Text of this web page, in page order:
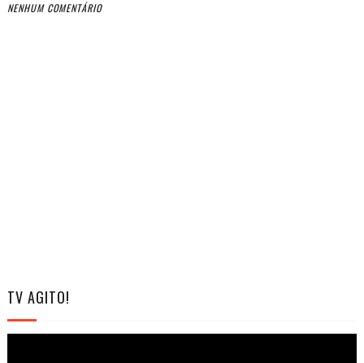
NENHUM COMENTÁRIO
TV AGITO!